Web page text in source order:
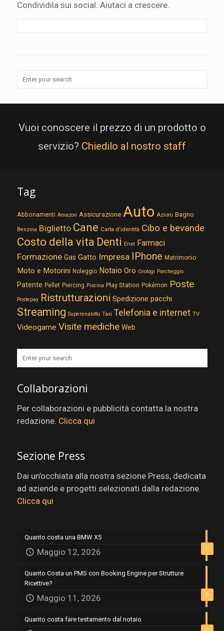
Condividila sui social. Aiutaci a crescere.
Vuoi conoscere il prezzo di un prodotto o
servizio? Chiedilo al nostro staff
Tag
Abbonamenti Amazon Assicurazione Auto Azioni Bagno
Benzina Biglietto Cane Carta d'identità Cibo e bevande
Costo della vita Denti Enel Farmaci
Formazione Gas Gatto Impresa IPhone Matrimonio
Moto e Motorini Noleggio Notaio Oro Orologi Parcheggio
Patente Pellet Piercing Piscina Play Station Pokémon Poste
Postepay Ristrutturazioni Spedizione pacchi
Streaming Superenalotto Taxi Telefonia e internet TV
Videogame Visite mediche Web
Collaborazioni
Per collaborazioni e pubblicità contatta la nostra
redazione. Clicca qui
Sezione Press
Dai un’occhiata alla nostra sezione Press, dedicata
ad aziende e progetti selezionati dalla redazione.
Clicca qui
0
Quanto costa una BMW X5
Maggio 12, 2026
0
Quanto Costa un PMS con Booking Engine per Strutture
Ricettive?
Maggio 11, 2026
Quanto costa fare testamento dal notaio